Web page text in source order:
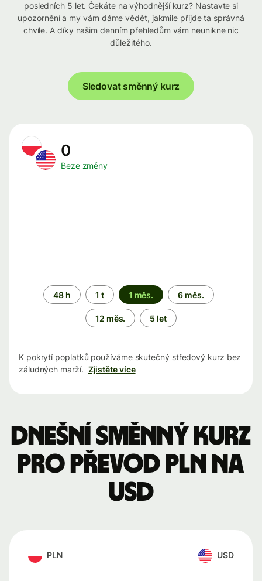
posledních 5 let. Čekáte na výhodnější kurz? Nastavte si
upozornění a my vám dáme vědět, jakmile přijde ta správná
chvíle. A díky našim denním přehledům vám neunikne nic
důležitého.
Sledovat směnný kurz
0
Beze změny
Časové
období
48 h 1 t 1 měs. 6 měs.
12 měs. 5 let
K pokrytí poplatků používáme skutečný středový kurz bez
záludných marží. Zjistěte více
Dnešní směnný kurz
pro převod PLN na
USD
PLN USD